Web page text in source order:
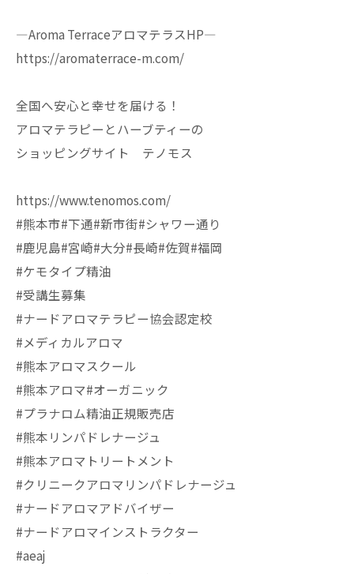
—Aroma TerraceアロマテラスHP—
https://aromaterrace-m.com/
全国へ安心と幸せを届ける！
アロマテラピーとハーブティーの
ショッピングサイト テノモス
https://www.tenomos.com/
#熊本市#下通#新市街#シャワー通り
#鹿児島#宮崎#大分#長崎#佐賀#福岡
#ケモタイプ精油
#受講生募集
#ナードアロマテラピー協会認定校
#メディカルアロマ
#熊本アロマスクール
#熊本アロマ#オーガニック
#プラナロム精油正規販売店
#熊本リンパドレナージュ
#熊本アロマトリートメント
#クリニークアロマリンパドレナージュ
#ナードアロマアドバイザー
#ナードアロマインストラクター
#aeaj